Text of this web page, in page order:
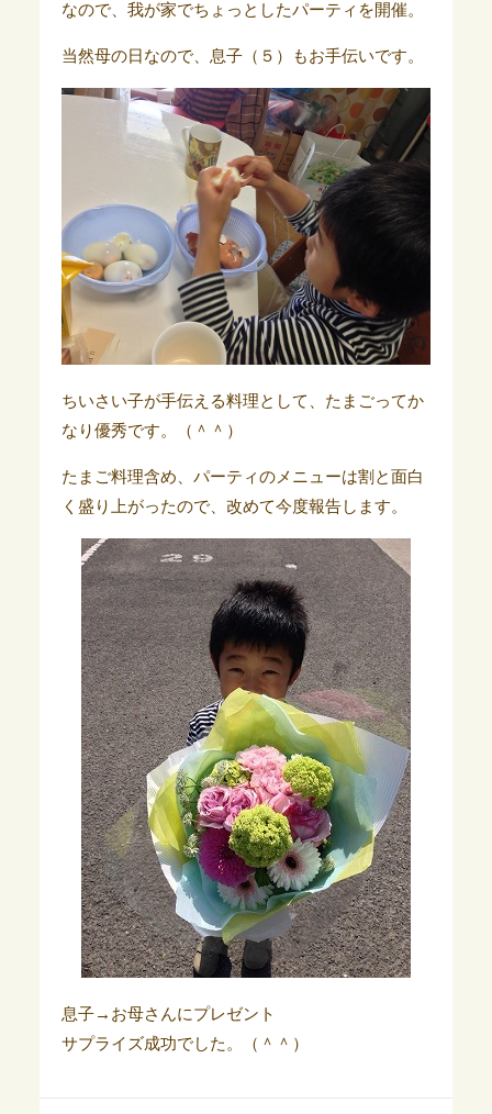
なので、我が家でちょっとしたパーティを開催。
当然母の日なので、息子（５）もお手伝いです。
ちいさい子が手伝える料理として、たまごってか
なり優秀です。（＾＾）
たまご料理含め、パーティのメニューは割と面白
く盛り上がったので、改めて今度報告します。
息子→お母さんにプレゼント
サプライズ成功でした。（＾＾）